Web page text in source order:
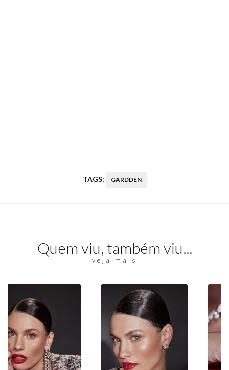
TAGS: GARDDEN
Quem viu, também viu...
veja mais